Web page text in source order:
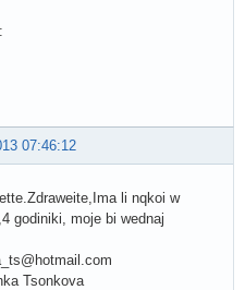
07:46:12
li nqkoi w
godiniki, moje bi wednaj
Tsonkova